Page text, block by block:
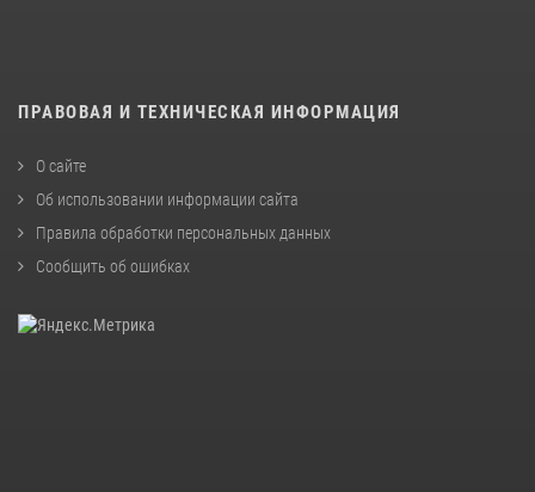
ПРАВОВАЯ И ТЕХНИЧЕСКАЯ ИНФОРМАЦИЯ
О сайте
Об использовании информации сайта
Правила обработки персональных данных
Сообщить об ошибках